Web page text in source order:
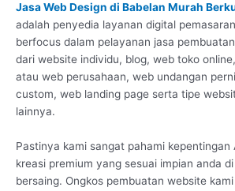
Jasa Web Design di Babelan Murah
adalah penyedia layanan digital
berfocus dalam pelayanan jasa
dari website individu, blog, web toko
atau web perusahaan, web undangan
custom, web landing page serta tipe
lainnya.
Pastinya kami sangat pahami kepentingan
kreasi premium yang sesuai impian anda
bersaing. Ongkos pembuatan website